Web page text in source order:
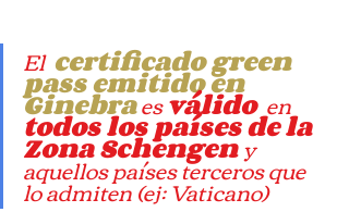
El certificado green
pass emitido en
Ginebra es válido en
todos los países de la
Zona Schengen y
aquellos países terceros que
lo admiten (ej: Vaticano)